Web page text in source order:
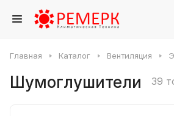
Главная Каталог Вентиляция
Шумоглушители 39